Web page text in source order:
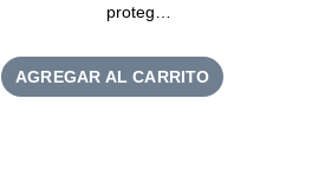
proteg…
AGREGAR AL CARRITO